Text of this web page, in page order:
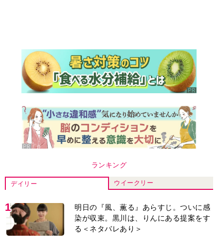
ランキング
デイリー ウイークリー
1
明日の『風、薫る』あらすじ。ついに感
染が収束。黒川は、りんにある提案をす
る＜ネタバレあり＞